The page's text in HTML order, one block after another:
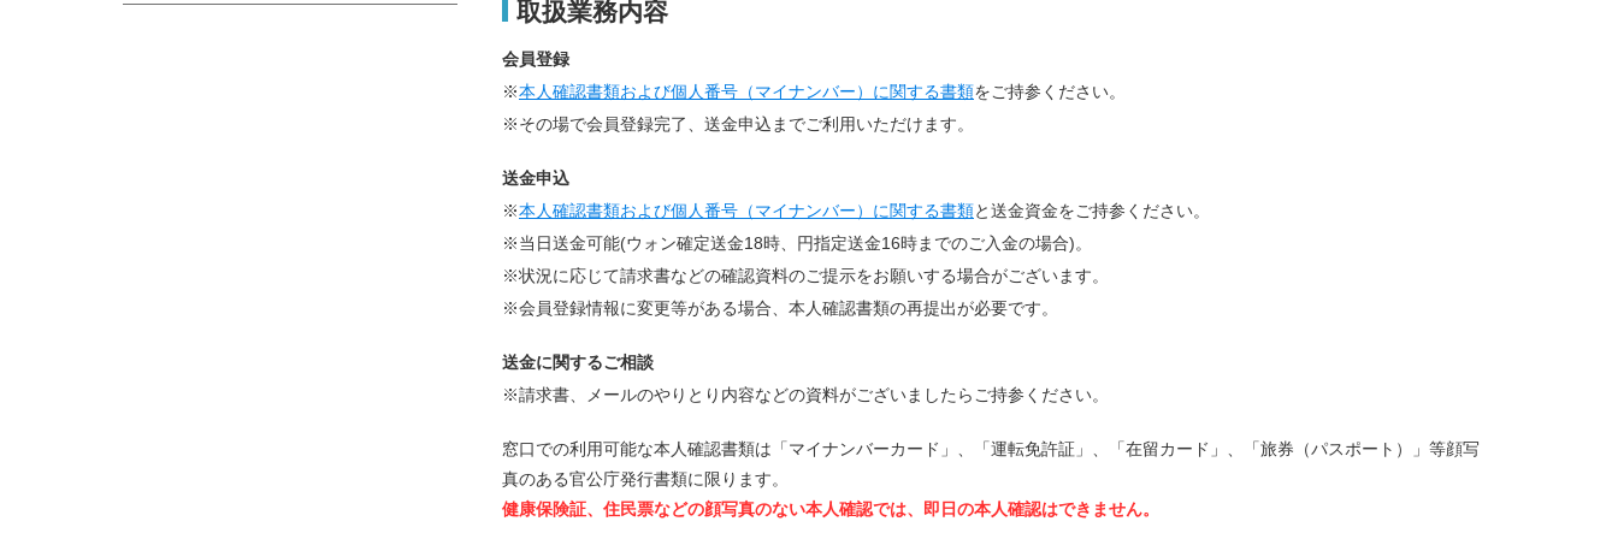
取扱業務内容
会員登録
※本人確認書類および個人番号（マイナンバー）に関する書類をご持参ください。
※その場で会員登録完了、送金申込までご利用いただけます。
送金申込
※本人確認書類および個人番号（マイナンバー）に関する書類と送金資金をご持参ください。
※当日送金可能(ウォン確定送金18時、円指定送金16時までのご入金の場合)。
※状況に応じて請求書などの確認資料のご提示をお願いする場合がございます。
※会員登録情報に変更等がある場合、本人確認書類の再提出が必要です。
送金に関するご相談
※請求書、メールのやりとり内容などの資料がございましたらご持参ください。
窓口での利用可能な本人確認書類は「マイナンバーカード」、「運転免許証」、「在留カード」、「旅券（パスポート）」等顔写
真のある官公庁発行書類に限ります。
健康保険証、住民票などの顔写真のない本人確認では、即日の本人確認はできません。